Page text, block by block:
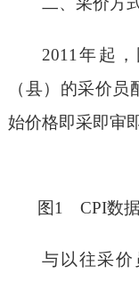
2011年起
（县）的采价
始价格即采即审
图1 CPI数
与以往采价